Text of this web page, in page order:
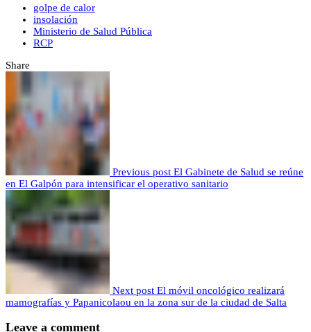
golpe de calor
insolación
Ministerio de Salud Pública
RCP
Share
Previous post El Gabinete de Salud se reúne
en El Galpón para intensificar el operativo sanitario
Next post El móvil oncológico realizará
mamografías y Papanicolaou en la zona sur de la ciudad de Salta
Leave a comment